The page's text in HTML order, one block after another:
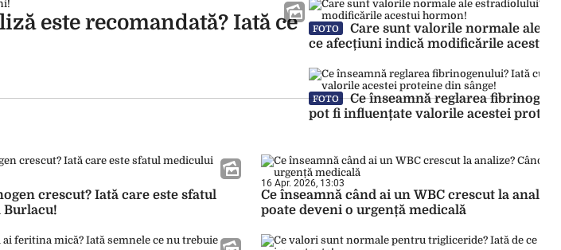
este recomandată? Iată ce
FOTO
Care sunt valorile normale ale
ce afecțiuni indică modificările acestui
FOTO
Ce înseamnă reglarea
pot fi influențate valorile acestei
crescut? Iată care este sfatul
Burlacu!
16 Apr. 2026, 13:03
Ce înseamnă când ai un WBC crescut la
poate deveni o urgență medicală